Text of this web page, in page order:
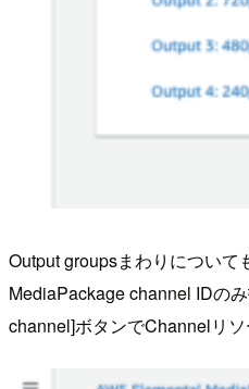
Output groupsまわりについて
MediaPackage channel IDの
channel]ボタンでChannelリソ